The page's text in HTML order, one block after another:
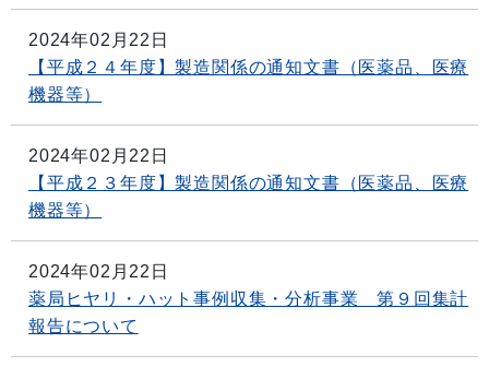
2024年02月22日
【平成２４年度】製造関係の通知文書（医薬品、医療
機器等）
2024年02月22日
【平成２３年度】製造関係の通知文書（医薬品、医療
機器等）
2024年02月22日
薬局ヒヤリ・ハット事例収集・分析事業 第９回集計
報告について